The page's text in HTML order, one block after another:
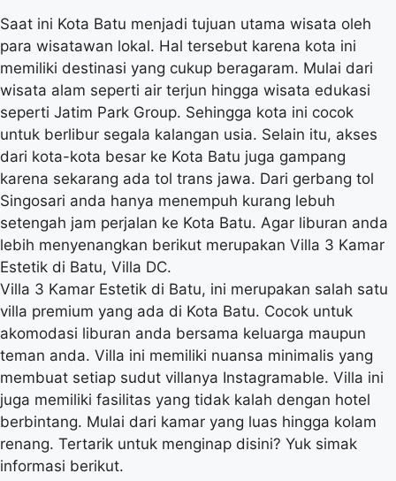
Saat ini Kota Batu menjadi tujuan utama wisata oleh
para wisatawan lokal. Hal tersebut karena kota ini
memiliki destinasi yang cukup beragaram. Mulai dari
wisata alam seperti air terjun hingga wisata edukasi
seperti Jatim Park Group. Sehingga kota ini cocok
untuk berlibur segala kalangan usia. Selain itu, akses
dari kota-kota besar ke Kota Batu juga gampang
karena sekarang ada tol trans jawa. Dari gerbang tol
Singosari anda hanya menempuh kurang lebuh
setengah jam perjalan ke Kota Batu. Agar liburan anda
lebih menyenangkan berikut merupakan Villa 3 Kamar
Estetik di Batu, Villa DC.
Villa 3 Kamar Estetik di Batu, ini merupakan salah satu
villa premium yang ada di Kota Batu. Cocok untuk
akomodasi liburan anda bersama keluarga maupun
teman anda. Villa ini memiliki nuansa minimalis yang
membuat setiap sudut villanya Instagramable. Villa ini
juga memiliki fasilitas yang tidak kalah dengan hotel
berbintang. Mulai dari kamar yang luas hingga kolam
renang. Tertarik untuk menginap disini? Yuk simak
informasi berikut.